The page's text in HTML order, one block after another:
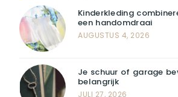
Kinderkleding
een handomdraai
AUGUSTUS 4, 2026
Je schuur of garage
belangrijk
JULI 27, 2026